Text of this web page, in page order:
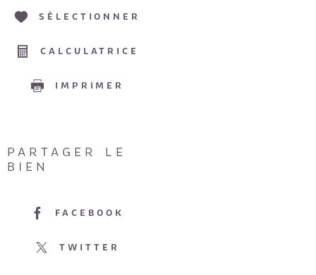
SÉLECTIONNER
CALCULATRICE
IMPRIMER
PARTAGER LE
BIEN
FACEBOOK
TWITTER